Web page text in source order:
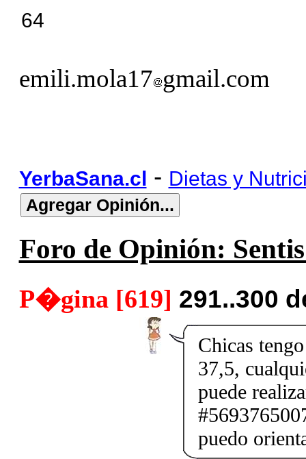
64
emili.mola17 gmail.com
YerbaSana.cl - Dietas y
Foro de Opinión:
P�gina [619] 291..300
Chicas
37,5,
puede
puedo